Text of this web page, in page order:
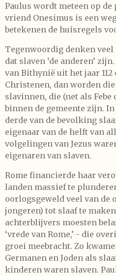
Paulus wordt meteen op
vriend Onesimus is een
betekenen de huisregels
Tegenwoordig denken
dat slaven ‘de anderen’
van Bithynië uit het jaar
Christenen, dan worden
slavinnen, die (net als Febe
binnen de gemeente zijn.
derde van de bevolking
eigenaar van de helft van
volgelingen van Jezus
eigenaren van slaven.
Rome financierde haar
landen massief te
oorlogsgeweld veel van de
jongeren) tot slaaf te
achterblijvers moesten
‘vrede van Rome,’ - die
groei meebracht. Zo
Germanen en Joden als
kinderen waren slaven.